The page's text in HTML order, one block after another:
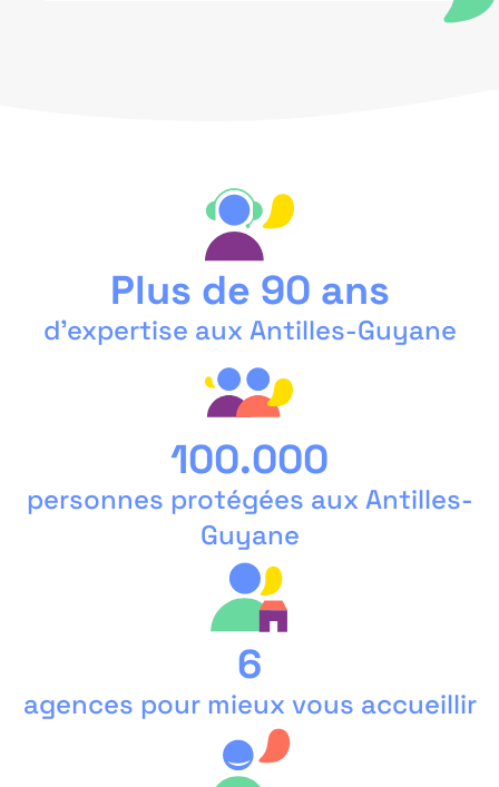
Plus de 90 ans
d’expertise aux Antilles-Guyane
100.000
personnes protégées aux Antilles-
Guyane
6
agences pour mieux vous accueillir